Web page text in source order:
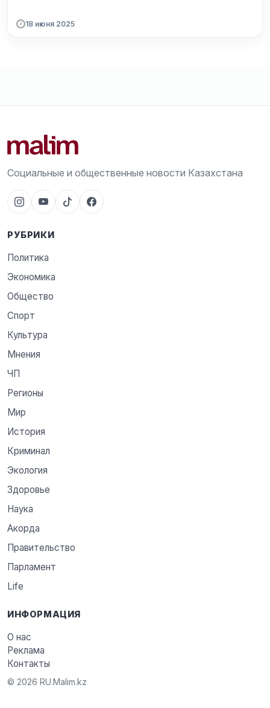
18 июня 2025
Социальные и общественные новости Казахстана
РУБРИКИ
Политика
Экономика
Общество
Спорт
Культура
Мнения
ЧП
Регионы
Мир
История
Криминал
Экология
Здоровье
Наука
Акорда
Правительство
Парламент
Life
ИНФОРМАЦИЯ
О нас
Реклама
Контакты
© 2026 RU.Malim.kz